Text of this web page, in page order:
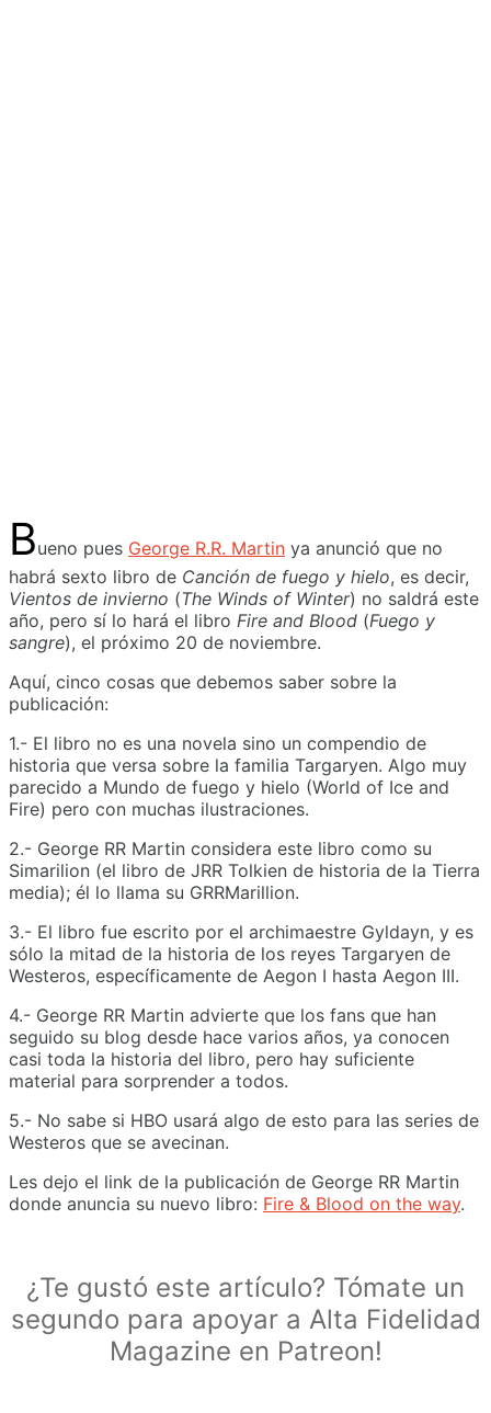
Bueno pues George R.R. Martin ya anunció que no
habrá sexto libro de Canción de fuego y hielo, es decir,
Vientos de invierno (The Winds of Winter) no saldrá este
año, pero sí lo hará el libro Fire and Blood (Fuego y
sangre), el próximo 20 de noviembre.
Aquí, cinco cosas que debemos saber sobre la
publicación:
1.- El libro no es una novela sino un compendio de
historia que versa sobre la familia Targaryen. Algo muy
parecido a Mundo de fuego y hielo (World of Ice and
Fire) pero con muchas ilustraciones.
2.- George RR Martin considera este libro como su
Simarilion (el libro de JRR Tolkien de historia de la Tierra
media); él lo llama su GRRMarillion.
3.- El libro fue escrito por el archimaestre Gyldayn, y es
sólo la mitad de la historia de los reyes Targaryen de
Westeros, específicamente de Aegon I hasta Aegon III.
4.- George RR Martin advierte que los fans que han
seguido su blog desde hace varios años, ya conocen
casi toda la historia del libro, pero hay suficiente
material para sorprender a todos.
5.- No sabe si HBO usará algo de esto para las series de
Westeros que se avecinan.
Les dejo el link de la publicación de George RR Martin
donde anuncia su nuevo libro: Fire & Blood on the way.
¿Te gustó este artículo? Tómate un
segundo para apoyar a Alta Fidelidad
Magazine en Patreon!